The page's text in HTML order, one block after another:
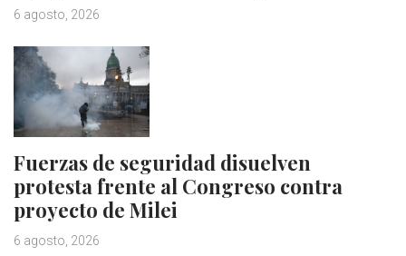
6 agosto, 2026
Fuerzas de seguridad disuelven
protesta frente al Congreso contra
proyecto de Milei
6 agosto, 2026